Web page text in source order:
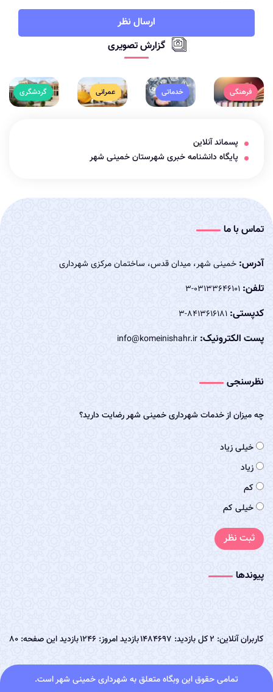
ارسال نظر
گزارش تصویری
فرهنگی خدماتی عمرانی گردشگری
پسماند آنلاین
پایگاه دانشنامه خبری شهرستان خمینی شهر
تماس با ما
آدرس: خمینی شهر، میدان قدس، ساختمان مرکزی شهرداری
تلفن: 03133646101-3
کدپستی: 8413616181-3
پست الکترونیک: info@komeinishahr.ir
پیوندها
نظرسنجی
چه میزان از خدمات شهرداری خمینی شهر رضایت دارید؟
خیلی زیاد
زیاد
کم
خیلی کم
ثبت نظر
کاربران آنلاین: 2 کل بازدید: 1484697 بازدید امروز: 1246 بازدید این صفحه: 80
تمامی حقوق این وبگاه متعلق به شهرداری خمینی شهر است.